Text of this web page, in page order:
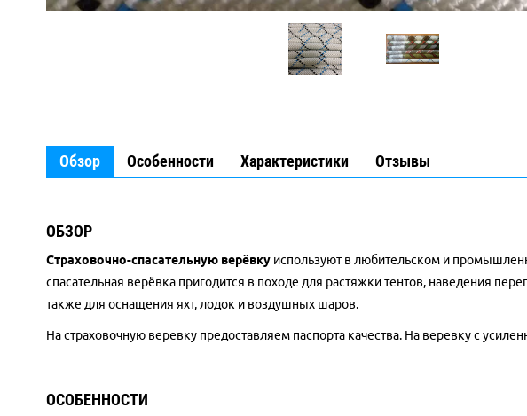
Обзор Особенности Характеристики Отзывы
ОБЗОР
Страховочно-спасательную верёвку используют в любительском и
спасательная верёвка пригодится в походе для растяжки тентов, наведения
также для оснащения яхт, лодок и воздушных шаров.
На страховочную веревку предоставляем паспорта качества. На веревку с
ОСОБЕННОСТИ